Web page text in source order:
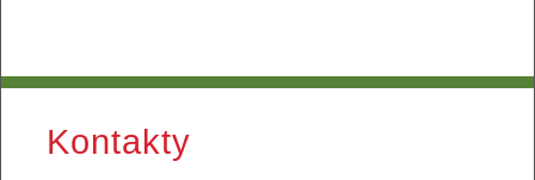
Kontakty